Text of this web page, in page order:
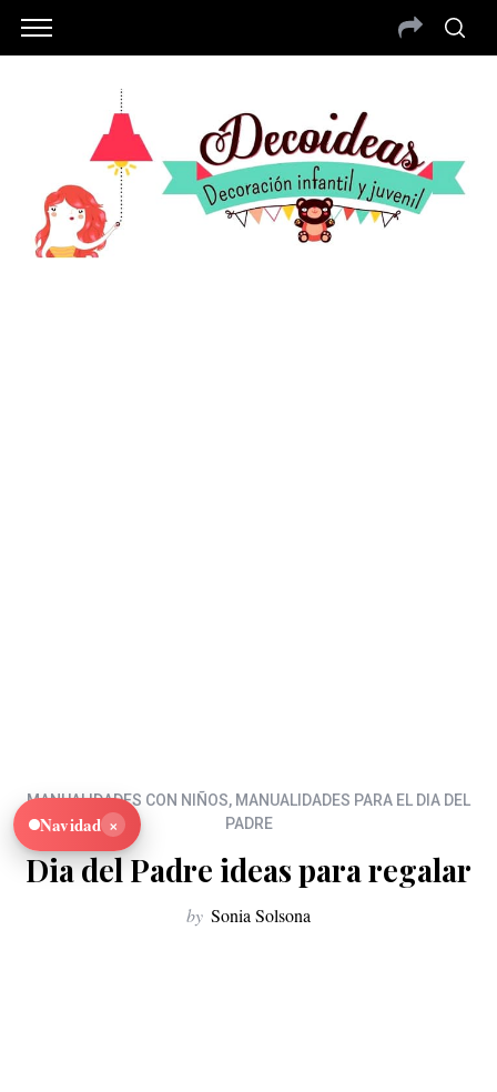
MANUALIDADES CON NIÑOS, MANUALIDADES PARA EL DIA DEL
PADRE
Dia del Padre ideas para regalar
by Sonia Solsona
Navidad ×